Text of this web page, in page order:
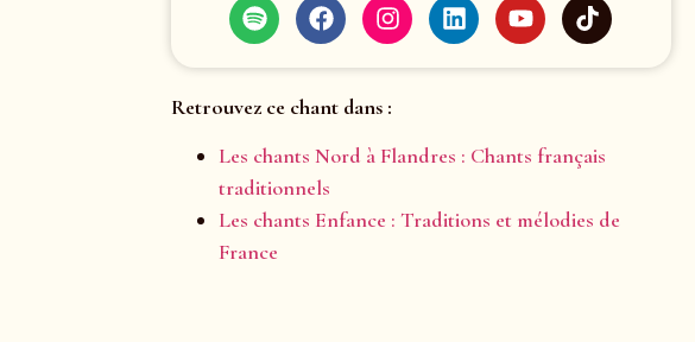
Retrouvez ce chant dans :
Les chants Nord à Flandres : Chants français
traditionnels
Les chants Enfance : Traditions et mélodies de
France